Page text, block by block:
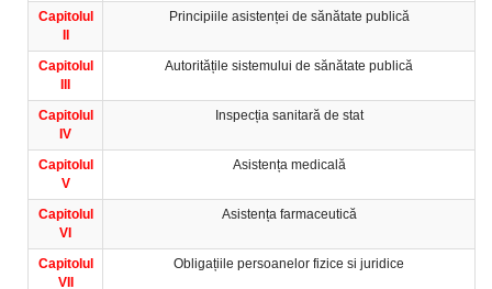
Capitolul
Principiile asistenței de sănătate publică
Capitolul
Autoritățile sistemului de sănătate publică
Capitolul
IV
Inspecția sanitară de stat
Capitolul
V
Asistența medicală
Capitolul
VI
Asistența farmaceutică
Capitolul
VII
Obligațiile persoanelor fizice si juridice